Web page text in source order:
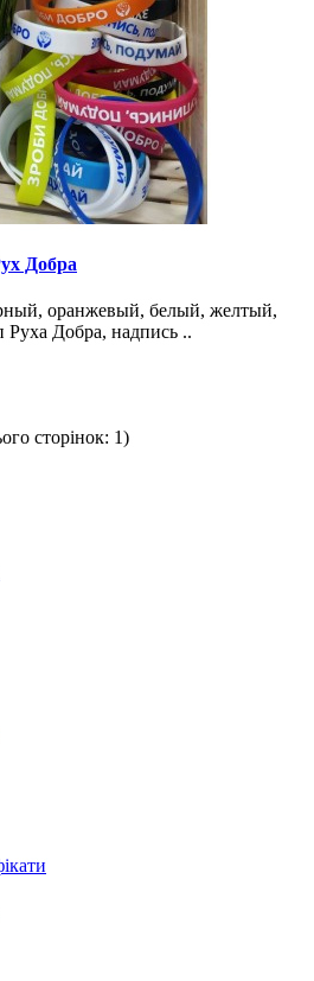
Добра
оранжевый, белый, желтый,
Руха Добра, надпись ..
сторінок: 1)